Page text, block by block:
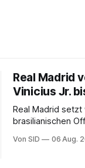
Real Madrid
Vinicius Jr.
Real Madrid
brasilianischen
Von SID 06 Aug.